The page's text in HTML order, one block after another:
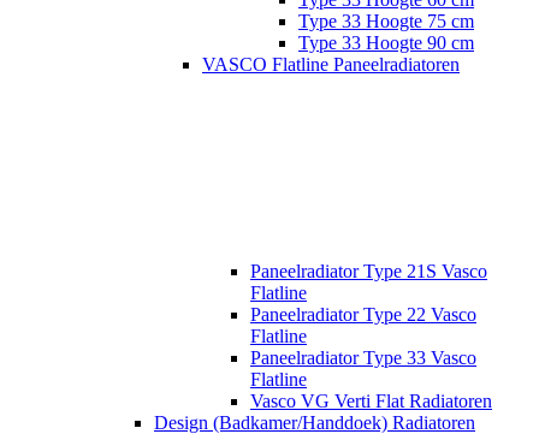
Type 33 Hoogte 75 cm
Type 33 Hoogte 90 cm
VASCO Flatline Paneelradiatoren
Paneelradiator Type 21S Vasco
Flatline
Paneelradiator Type 22 Vasco
Flatline
Paneelradiator Type 33 Vasco
Flatline
Vasco VG Verti Flat Radiatoren
Design (Badkamer/Handdoek) Radiatoren